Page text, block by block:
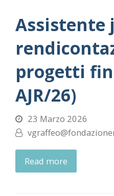
Assistente
progetti
AJR/26)
23 Marzo 2026
Read more